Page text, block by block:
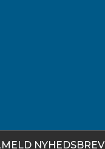
NYHEDSBREV